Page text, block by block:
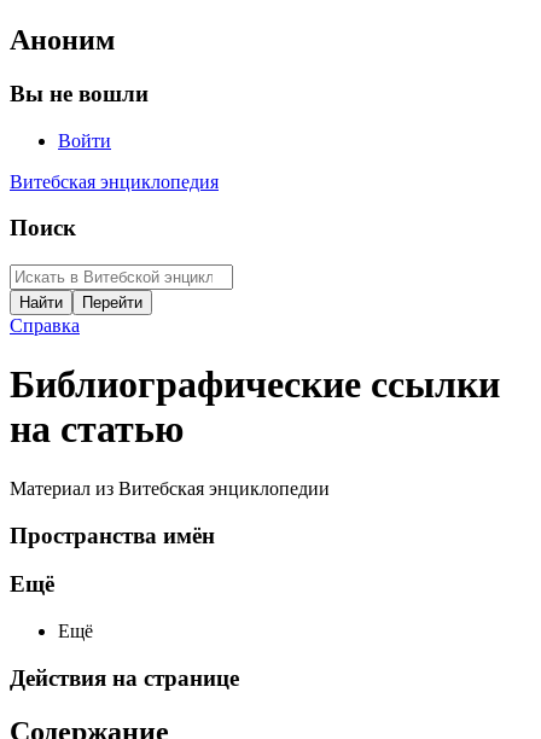
Аноним
Вы не вошли
Войти
Витебская энциклопедия
Поиск
Справка
Библиографические ссылки
на статью
Материал из Витебская энциклопедии
Пространства имён
Ещё
Ещё
Действия на странице
Содержание